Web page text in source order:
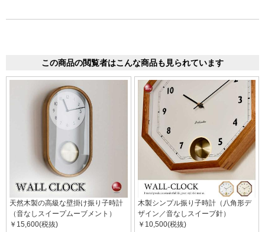
この商品の閲覧者はこんな商品も見られています
天然木製の高級な壁掛け振り子時計
（音なしスイープムーブメント）
￥15,600(税抜)
木製シンプル振り子時計（八角形デ
ザイン／音なしスイープ針）
￥10,500(税抜)